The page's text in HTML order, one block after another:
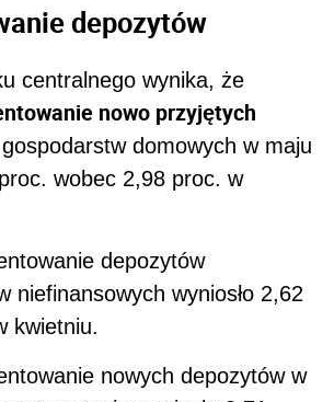
depozytów
centralnego wynika, że
nowo przyjętych
domowych w maju
wobec 2,98 proc. w
depozytów
niefinansowych wyniosło 2,62
kwietniu.
nowych depozytów w